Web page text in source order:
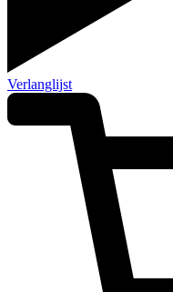
Verlanglijst